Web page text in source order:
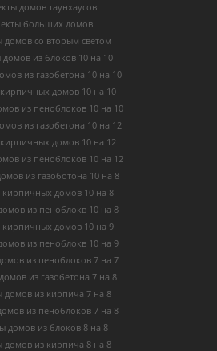
домов таунхаусов
больших домов
домов со вторым светом
из блоков 10 на 10
из газобетона 10 на 10
домов 10 на 10
из пеноблоков 10 на 10
из газобетона 10 на 12
домов 10 на 12
из пеноблоков 10 на 12
из газоботона 10 на 8
кирпичных домов 10 на 8
из пеноблокв 10 на 8
кирпичных домов 10 на 9
из пеноблокв 10 на 9
из пеноблоков 7 на 7
из газобетона 7 на 8
домов из кирпича 7 на 8
из пеноблоков 7 на 8
домов из блоков 8 на 8
домов из кирпича 8 на 8